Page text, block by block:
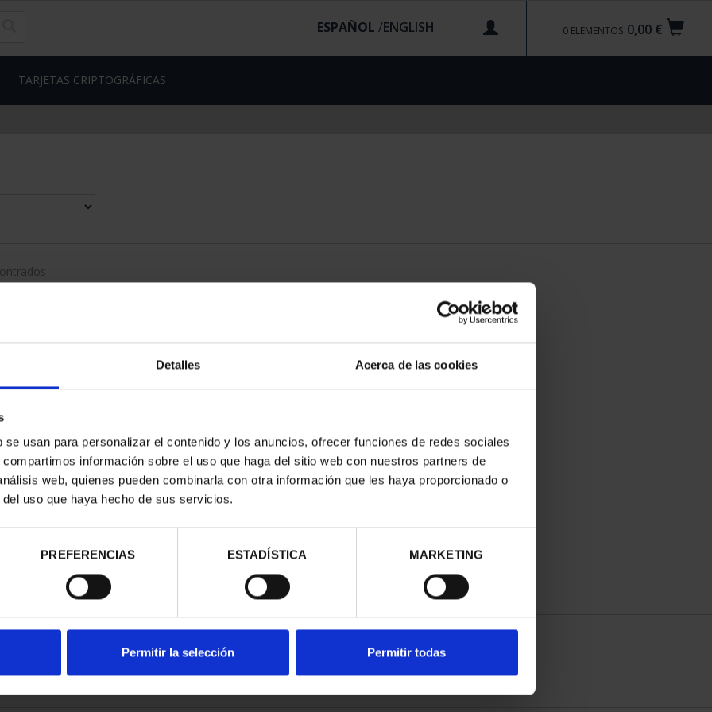
Detalles Acerca de las cookies
usan para personalizar el contenido y los anuncios, ofrecer funciones de redes sociales
información sobre el uso que haga del sitio web con nuestros partners de
web, quienes pueden combinarla con otra información que les haya proporcionado o
uso que haya hecho de sus servicios.
PREFERENCIAS ESTADÍSTICA MARKETING
Permitir la selección Permitir todas
0,00 €
0 ELEMENTOS
ESPAÑOL /
TARJETAS CRIPTOGRÁFICAS
BAZÁN